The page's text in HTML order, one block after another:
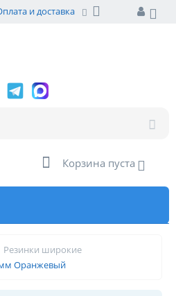
и доставка
Корзина пуста
Резинки широкие
мм Оранжевый